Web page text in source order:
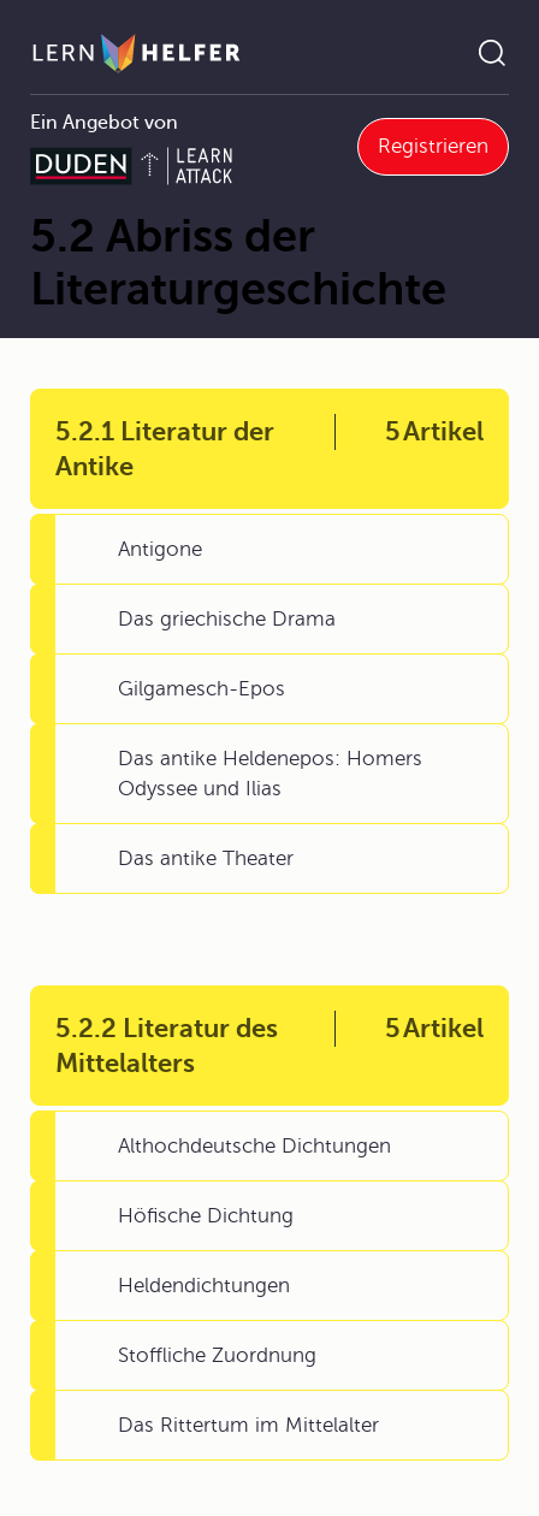
Ein Angebot von
Registrieren
Pfadnavigation
Deutsch 5.2 Abriss der Literaturgeschichte
5.2 Abriss der
Literaturgeschichte
5.2.1 Literatur der
Antike
5Artikel
Antigone
Das griechische Drama
Gilgamesch-Epos
Das antike Heldenepos: Homers
Odyssee und Ilias
Das antike Theater
5.2.2 Literatur des
Mittelalters
5Artikel
Althochdeutsche Dichtungen
Höfische Dichtung
Heldendichtungen
Stoffliche Zuordnung
Das Rittertum im Mittelalter